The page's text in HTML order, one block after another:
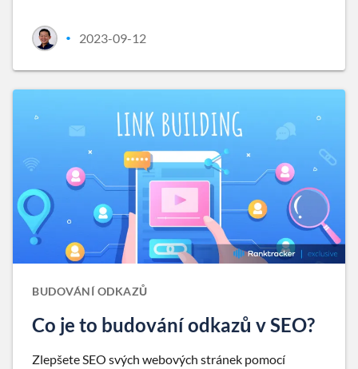
• 2023-09-12
BUDOVÁNÍ ODKAZŮ
Co je to budování odkazů v SEO?
Zlepšete SEO svých webových stránek pomocí